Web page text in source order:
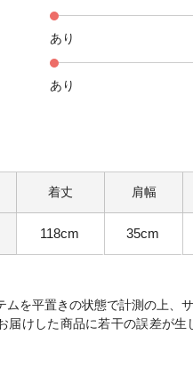
あり
あり
着丈 肩幅
118cm 35cm
を平置きの状態で計測の上、
届けした商品に若干の誤差が